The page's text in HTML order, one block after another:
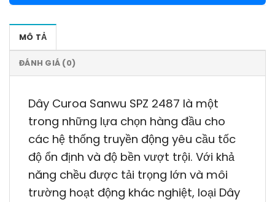
MÔ TẢ
ĐÁNH GIÁ (0)
Dây Curoa Sanwu SPZ 2487 là một
trong những lựa chọn hàng đầu cho
các hệ thống truyền động yêu cầu tốc
độ ổn định và độ bền vượt trội. Với khả
năng chều được tải trọng lớn và môi
trường hoạt động khác nghiệt, loại Dây